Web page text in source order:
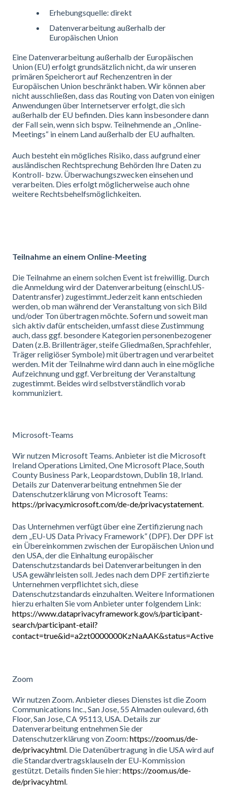
Erhebungsquelle: direkt
Datenverarbeitung außerhalb der
Europäischen Union
Eine Datenverarbeitung außerhalb der Europäischen
Union (EU) erfolgt grundsätzlich nicht, da wir unseren
primären Speicherort auf Rechenzentren in der
Europäischen Union beschränkt haben. Wir können aber
nicht ausschließen, dass das Routing von Daten von einigen
Anwendungen über Internetserver erfolgt, die sich
außerhalb der EU befinden. Dies kann insbesondere dann
der Fall sein, wenn sich bspw. Teilnehmende an „Online-
Meetings“ in einem Land außerhalb der EU aufhalten.
Auch besteht ein mögliches Risiko, dass aufgrund einer
ausländischen Rechtsprechung Behörden Ihre Daten zu
Kontroll- bzw. Überwachungszwecken einsehen und
verarbeiten. Dies erfolgt möglicherweise auch ohne
weitere Rechtsbehelfsmöglichkeiten.
Teilnahme an einem Online-Meeting
Die Teilnahme an einem solchen Event ist freiwillig. Durch
die Anmeldung wird der Datenverarbeitung (einschl.US-
Datentransfer) zugestimmt.Jederzeit kann entschieden
werden, ob man während der Veranstaltung von sich Bild
und/oder Ton übertragen möchte. Sofern und soweit man
sich aktiv dafür entscheiden, umfasst diese Zustimmung
auch, dass ggf. besondere Kategorien personenbezogener
Daten (z.B. Brillenträger, steife Gliedmaßen, Sprachfehler,
Träger religiöser Symbole) mit übertragen und verarbeitet
werden. Mit der Teilnahme wird dann auch in eine mögliche
Aufzeichnung und ggf. Verbreitung der Veranstaltung
zugestimmt. Beides wird selbstverständlich vorab
kommuniziert.
Microsoft-Teams
Wir nutzen Microsoft Teams. Anbieter ist die Microsoft
Ireland Operations Limited, One Microsoft Place, South
County Business Park, Leopardstown, Dublin 18, Irland.
Details zur Datenverarbeitung entnehmen Sie der
Datenschutzerklärung von Microsoft Teams:
https://privacy.microsoft.com/de-de/privacystatement.
Das Unternehmen verfügt über eine Zertifizierung nach
dem „EU-US Data Privacy Framework“ (DPF). Der DPF ist
ein Übereinkommen zwischen der Europäischen Union und
den USA, der die Einhaltung europäischer
Datenschutzstandards bei Datenverarbeitungen in den
USA gewährleisten soll. Jedes nach dem DPF zertifizierte
Unternehmen verpflichtet sich, diese
Datenschutzstandards einzuhalten. Weitere Informationen
hierzu erhalten Sie vom Anbieter unter folgendem Link:
https://www.dataprivacyframework.gov/s/participant-
search/participant-etail?
contact=true&id=a2zt0000000KzNaAAK&status=Active
Zoom
Wir nutzen Zoom. Anbieter dieses Dienstes ist die Zoom
Communications Inc., San Jose, 55 Almaden oulevard, 6th
Floor, San Jose, CA 95113, USA. Details zur
Datenverarbeitung entnehmen Sie der
Datenschutzerklärung von Zoom: https://zoom.us/de-
de/privacy.html. Die Datenübertragung in die USA wird auf
die Standardvertragsklauseln der EU-Kommission
gestützt. Details finden Sie hier: https://zoom.us/de-
de/privacy.html.